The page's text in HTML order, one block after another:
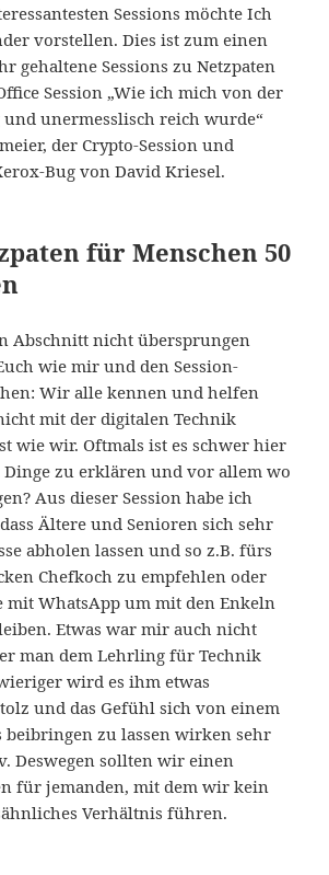
Sessions möchte Ich
vorstellen. Dies ist zum einen
gehaltene Sessions zu Netzpaten
Session „Wie ich mich von der
unermesslisch reich wurde“
der Crypto-Session und
Bug von David Kriesel.
für Menschen 50
Abschnitt nicht übersprungen
wie mir und den Session-
Wir alle kennen und helfen
mit der digitalen Technik
wie wir. Oftmals ist es schwer hier
Dinge zu erklären und vor allem wo
Aus dieser Session habe ich
Ältere und Senioren sich sehr
abholen lassen und so z.B. fürs
Chefkoch zu empfehlen oder
mit WhatsApp um mit den Enkeln
Etwas war mir auch nicht
man dem Lehrling für Technik
wird es ihm etwas
und das Gefühl sich von einem
beibringen zu lassen wirken sehr
Deswegen sollten wir einen
für jemanden, mit dem wir kein
Verhältnis führen.